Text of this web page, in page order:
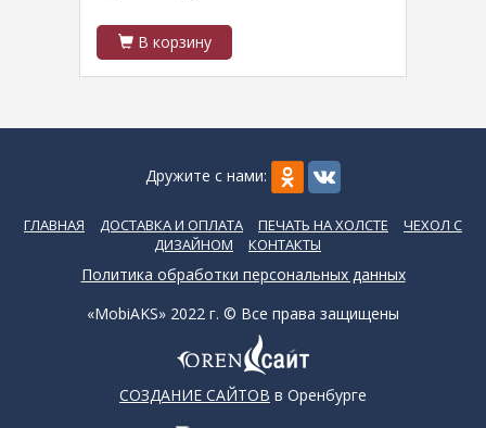
В корзину
Дружите с нами:
ГЛАВНАЯ ДОСТАВКА И ОПЛАТА ПЕЧАТЬ НА ХОЛСТЕ
ЧЕХОЛ С
ДИЗАЙНОМ
КОНТАКТЫ
Политика обработки персональных данных
«MobiAKS» 2022 г. © Все права защищены
СОЗДАНИЕ САЙТОВ в Оренбурге